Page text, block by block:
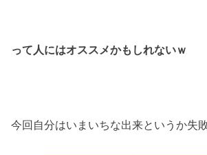
って人にはオススメかもしれないｗ
今回自分はいまいちな出来というか失